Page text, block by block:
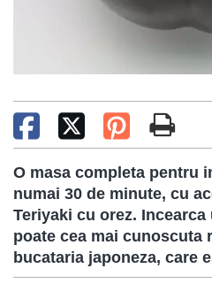
O masa completa pentru
numai 30 de minute, cu
Teriyaki cu orez.
poate cea mai cunoscuta
bucataria japoneza, care